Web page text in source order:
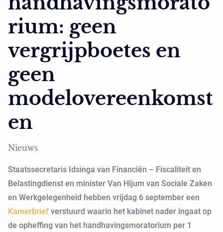
rium: geen
vergrijpboetes en
geen
modelovereenkomst
en
Nieuws
Staatssecretaris Idsinga van Financiën – Fiscaliteit en
Belastingdienst en minister Van Hijum van Sociale Zaken
en Werkgelegenheid hebben vrijdag 6 september een
Kamerbrief verstuurd waarin het kabinet nader ingaat op
de opheffing van het handhavingsmoratorium per 1